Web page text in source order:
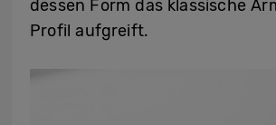
dessen Form das klassische
Profil aufgreift.